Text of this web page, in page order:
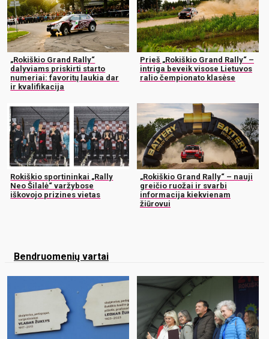
„Rokiškio Grand Rally“
dalyviams priskirti starto
numeriai: favoritų laukia dar
ir kvalifikacija
Prieš „Rokiškio Grand Rally“ –
intriga beveik visose Lietuvos
ralio čempionato klasėse
Rokiškio sportininkai „Rally
Neo Šilalė“ varžybose
iškovojo prizines vietas
„Rokiškio Grand Rally“ – nauji
greičio ruožai ir svarbi
informacija kiekvienam
žiūrovui
Bendruomenių vartai